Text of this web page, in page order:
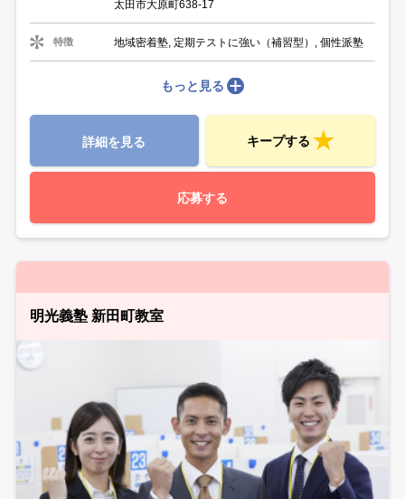
太田市大原町638-17
特徴 地域密着塾, 定期テストに強い（補習型）, 個性派塾
もっと見る
詳細を見る キープする
応募する
明光義塾 新田町教室